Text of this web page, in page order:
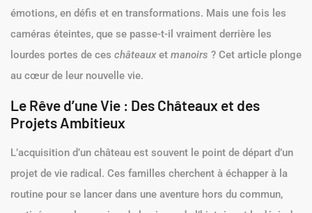
émotions, en défis et en transformations. Mais une fois les
caméras éteintes, que se passe-t-il vraiment derrière les
lourdes portes de ces châteauxet manoirs ? Cet article plonge
au cœur de leur nouvelle vie.
Le Rêve d’une Vie : Des Châteaux et des
Projets Ambitieux
L’acquisition d’un château est souvent le point de départ d’un
projet de vie radical. Ces familles cherchent à échapper à la
routine pour se lancer dans une aventure hors du commun,